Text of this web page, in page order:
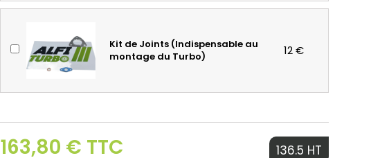
Kit de Joints (Indispensable au
montage du Turbo)
12 €
163,80 € TTC 136.5 HT